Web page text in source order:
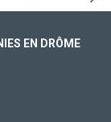
EN DRÔME